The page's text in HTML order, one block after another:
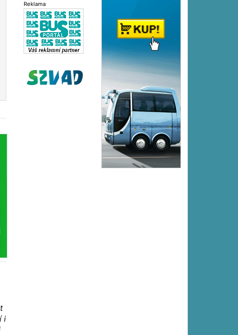
i
Reklama